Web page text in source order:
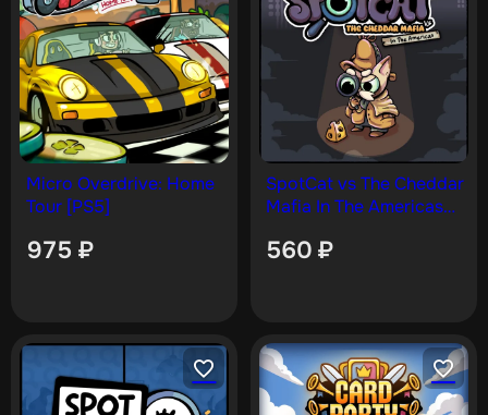
Micro Overdrive: Home
Tour [PS5]
975 ₽
SpotCat vs The Cheddar
Mafia In The Americas
560 ₽